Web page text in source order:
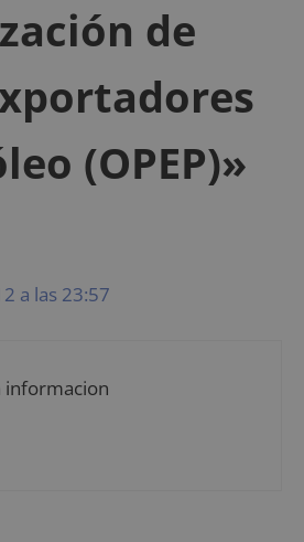
de
(OPEP)»
a las 23:57
informacion